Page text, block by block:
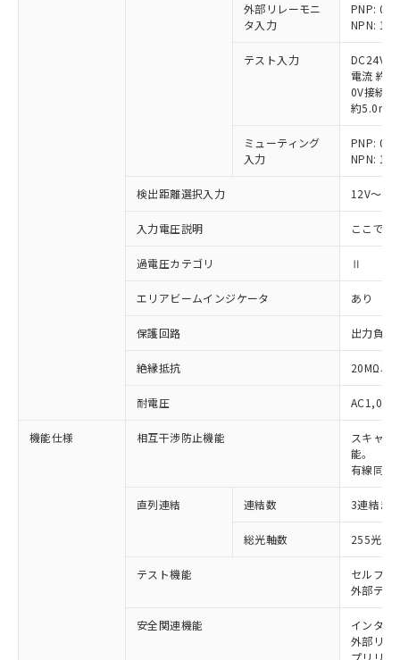
外部リレーモニ
タ入力
PNP: 0V
NPN: 1/
テスト入力
DC24V
電流 約
0V接続
約5.0mA
ミューティング
入力
PNP: 0V
NPN: 1/
検出距離選択入力 12V～Vs
入力電圧説明 ここでの
過電圧カテゴリ Ⅱ
エリアビームインジケータ あり
保護回路 出力負荷
絶縁抵抗 20MΩ以
耐電圧
機能仕様 相互干渉防止機能
スキャ
能。
有線同期
直列連結 連結数 3連結ま
総光軸数 255光軸
テスト機能
セルフテ
外部テス
安全関連機能
インター
外部リレ
プリリセ
ご利用条件
※1 対応状況
対応済み：EU RoHS指令（10物質）の
非含有に対応した製品が提供可能な商品で
有に対応した製品に切り替える予定のある